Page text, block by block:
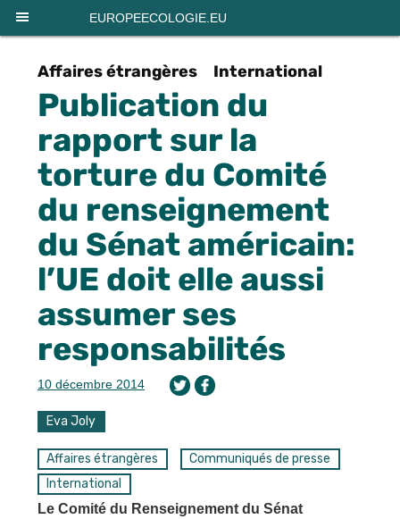
EUROPEECOLOGIE.EU
Affaires étrangères International
Publication du
rapport sur la
torture du Comité
du renseignement
du Sénat américain:
l’UE doit elle aussi
assumer ses
responsabilités
10 décembre 2014
Eva Joly
Affaires étrangères
Communiqués de presse
International
Le Comité du Renseignement du Sénat